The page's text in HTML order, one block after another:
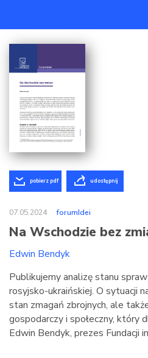
pobierz pdf udostępnij
07.05.2024 forumIdei
Na Wschodzie bez
Edwin Bendyk
Publikujemy analizę stanu
rosyjsko-ukraińskiej. O sytuacji
stan zmagań zbrojnych, ale
gospodarczy i społeczny, który
Edwin Bendyk, prezes Fundacji